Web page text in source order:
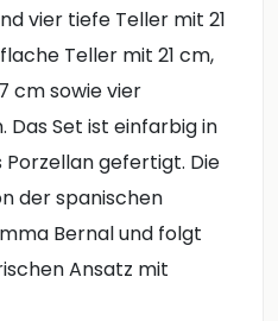
vier tiefe Teller mit 21
flache Teller mit 21 cm,
cmsowievier
Das Set ist einfarbigin
Porzellangefertigt. Die
derspanischen
Bernalund folgt
Ansatz mit